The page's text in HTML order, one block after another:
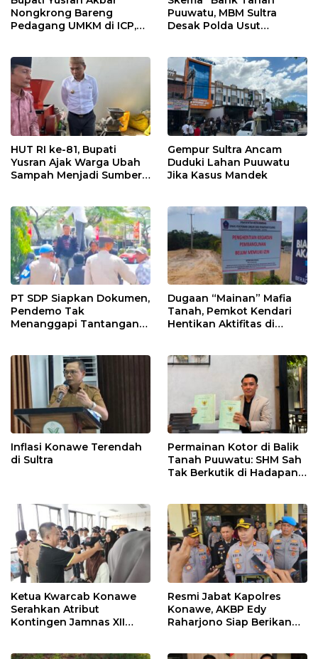
Nongkrong Bareng
Pedagang UMKM di ICP,
Kerakyatan
Puuwatu, MBM Sultra
Desak Polda Usut
HUT RI ke-81, Bupati
Yusran Ajak Warga Ubah
Sampah Menjadi Sumber
Gempur Sultra Ancam
Duduki Lahan Puuwatu
Jika Kasus Mandek
PT SDP Siapkan Dokumen,
Pendemo Tak
Menanggapi Tantangan
Dugaan “Mainan” Mafia
Tanah, Pemkot Kendari
Hentikan Aktifitas di
Inflasi Konawe Terendah
di Sultra
Permainan Kotor di Balik
Tanah Puuwatu: SHM Sah
Tak Berkutik di Hadapan
Ketua Kwarcab Konawe
Serahkan Atribut
Kontingen Jamnas XII
Resmi Jabat Kapolres
Konawe, AKBP Edy
Raharjono Siap Berikan